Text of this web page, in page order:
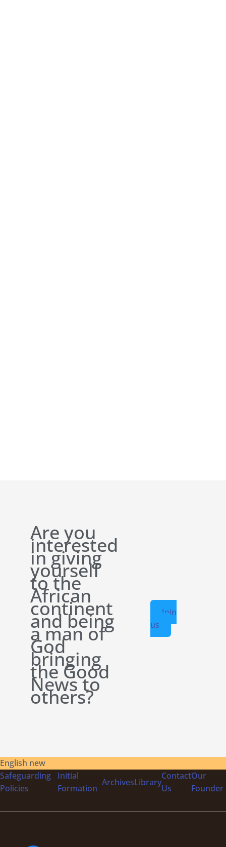
Are you
interested
in giving
yourself
to the
African
continent
and being
a man of
God
bringing
the Good
News to
others?
Join
us
English new
Safeguarding
Policies
Initial
Formation
ArchivesLibrary
Contact
Us
Our
Founder